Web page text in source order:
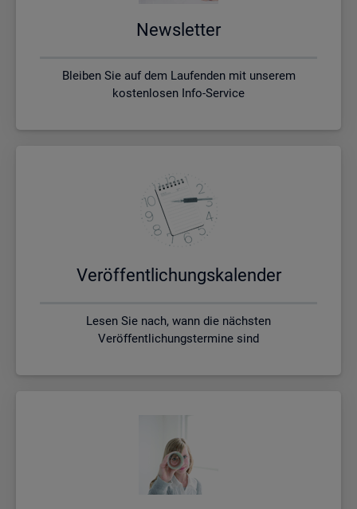
News­let­ter
Bleiben Sie auf dem Laufenden mit unserem
kostenlosen Info-Service
Ver­öf­fent­li­chungs­ka­len­der
Lesen Sie nach, wann die nächsten
Veröffentlichungstermine sind